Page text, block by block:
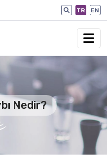
TR EN
Nedir?